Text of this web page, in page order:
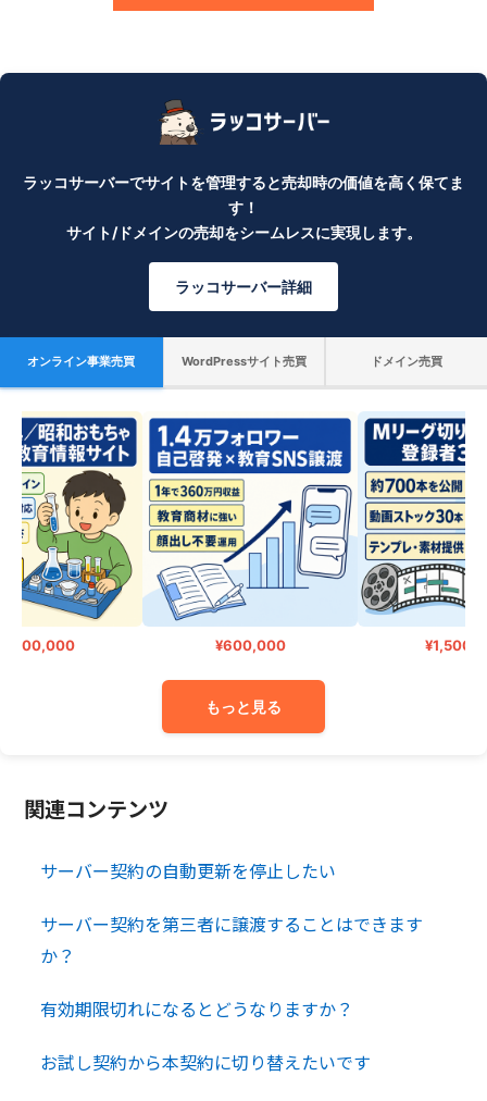
ラッコサーバーでサイトを管理すると売却時の価値を高く保てま
す！
サイト/ドメインの売却をシームレスに実現します。
ラッコサーバー詳細
オンライン事業売買 WordPressサイト売買 ドメイン売買
¥600,000
もっと見る
関連コンテンツ
サーバー契約の自動更新を停止したい
サーバー契約を第三者に譲渡することはできます
か？
有効期限切れになるとどうなりますか？
お試し契約から本契約に切り替えたいです